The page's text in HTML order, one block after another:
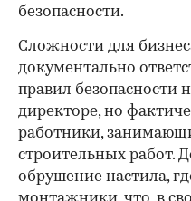
безопасности.
Сложности для
документально
правил безопасности
директоре, но
работники,
строительных работ.
обрушение настила,